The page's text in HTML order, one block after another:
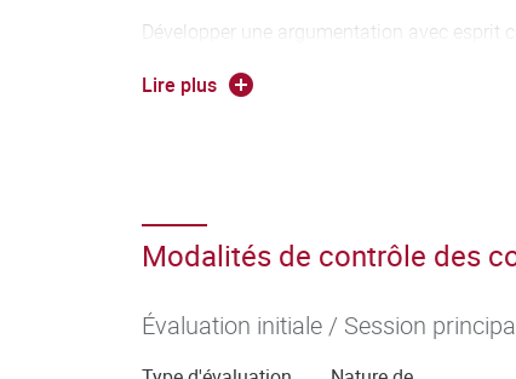
Développer une argumentation avec esprit
Se servir aisément des différents registres
Lire plus
Modalités de contrôle des
Évaluation initiale / Session